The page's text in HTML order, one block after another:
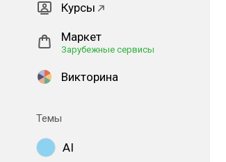
Курсы
Маркет
Зарубежные сервисы
Викторина
Темы
AI